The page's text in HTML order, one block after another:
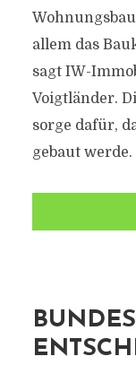
allem das
sagt IW-
Voigtländer.
sorge dafür,
gebaut werde.